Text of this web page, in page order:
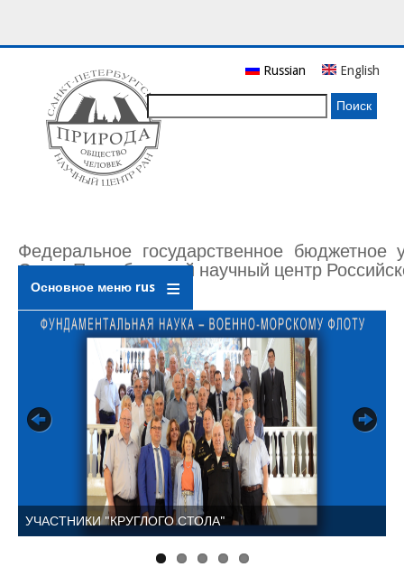
основному
содержанию
Федеральное государственное бюджетное
Санкт-Петербургский научный центр
Russian English
Основное меню rus
УЧАСТНИКИ "КРУГЛОГО СТОЛА"